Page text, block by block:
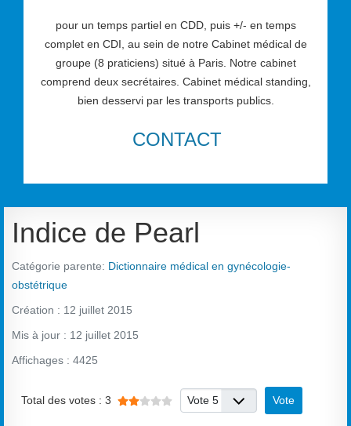
pour un temps partiel en CDD, puis +/- en temps
complet en CDI, au sein de notre Cabinet médical de
groupe (8 praticiens) situé à Paris. Notre cabinet
comprend deux secrétaires. Cabinet médical standing,
bien desservi par les transports publics.
CONTACT
Indice de Pearl
Catégorie parente: Dictionnaire médical en gynécologie-
obstétrique
Création : 12 juillet 2015
Mis à jour : 12 juillet 2015
Affichages : 4425
Total des votes : 3 Veuillez voter